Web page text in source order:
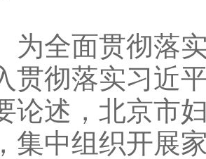
全面贯彻落实
贯彻落实习近
论述，北京市
集中组织开展